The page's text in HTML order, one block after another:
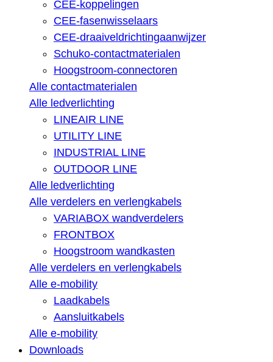
CEE-koppelingen
CEE-fasenwisselaars
CEE-draaiveldrichtingaanwijzer
Schuko-contactmaterialen
Hoogstroom-connectoren
Alle contactmaterialen
Alle ledverlichting
LINEAIR LINE
UTILITY LINE
INDUSTRIAL LINE
OUTDOOR LINE
Alle ledverlichting
Alle verdelers en verlengkabels
VARIABOX wandverdelers
FRONTBOX
Hoogstroom wandkasten
Alle verdelers en verlengkabels
Alle e-mobility
Laadkabels
Aansluitkabels
Alle e-mobility
Downloads